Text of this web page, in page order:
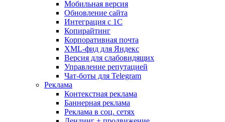
Мобильная версия
Обновление сайта
Интеграция с 1С
Копирайтинг
Корпоративная почта
XML-фид для Яндекс
Версия для слабовидящих
Управление репутацией
Чат-боты для Telegram
Реклама
Контекстная реклама
Баннерная реклама
Реклама в соц. сетях